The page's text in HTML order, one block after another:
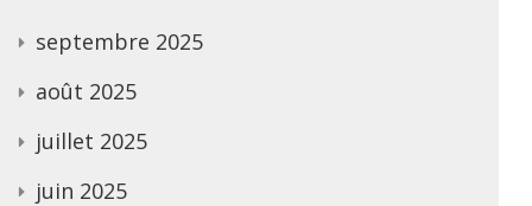
septembre 2025
août 2025
juillet 2025
juin 2025